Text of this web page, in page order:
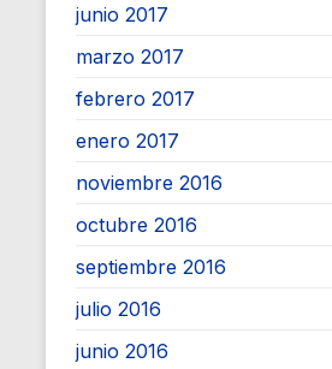
junio 2017
marzo 2017
febrero 2017
enero 2017
noviembre 2016
octubre 2016
septiembre 2016
julio 2016
junio 2016